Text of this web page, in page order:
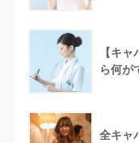
【キ
ら何が
全キャ